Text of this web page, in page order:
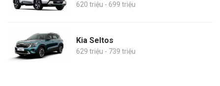
620 triệu - 699 triệu
Kia Seltos
629 triệu - 739 triệu